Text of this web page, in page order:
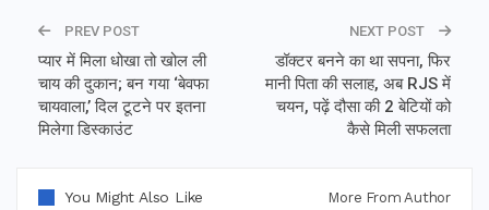
PREV POST
प्यार में मिला धोखा तो खोल ली
चाय की दुकान; बन गया ‘बेवफा
चायवाला,’ दिल टूटने पर इतना
मिलेगा डिस्काउंट
NEXT POST
डॉक्टर बनने का था सपना, फिर
मानी पिता की सलाह, अब RJS में
चयन, पढ़ें दौसा की 2 बेटियों को
कैसे मिली सफलता
You Might Also Like More From Author